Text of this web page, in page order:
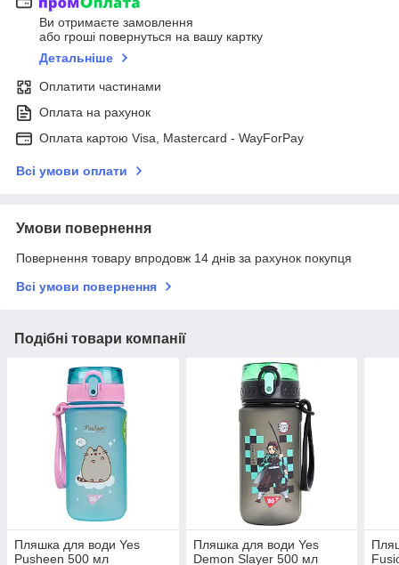
Ви отримаєте замовлення
або гроші повернуться на вашу картку
Детальніше
Оплатити частинами
Оплата на рахунок
Оплата картою Visa, Mastercard - WayForPay
Всі умови оплати
Умови повернення
Повернення товару впродовж 14 днів за рахунок покупця
Всі умови повернення
Подібні товари компанії
Пляшка для води Yes
Pusheen 500 мл
Пляшка для води Yes
Demon Slayer 500 мл